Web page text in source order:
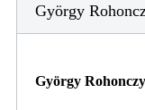
György
György